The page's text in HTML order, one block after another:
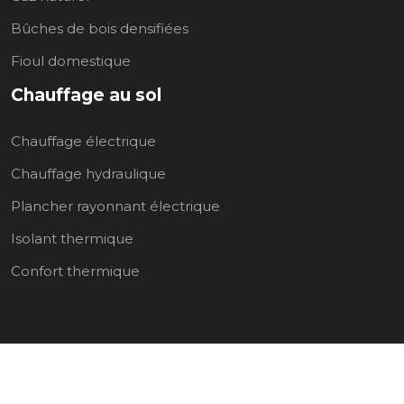
Bûches de bois densifiées
Fioul domestique
Chauffage au sol
Chauffage électrique
Chauffage hydraulique
Plancher rayonnant électrique
Isolant thermique
Confort thermique